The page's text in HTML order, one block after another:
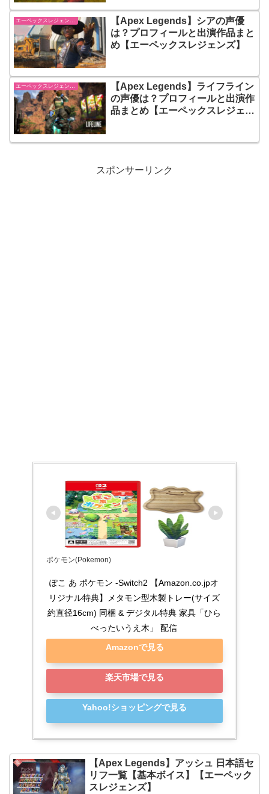
【Apex Legends】シアの声優
は？プロフィールと出演作品まと
め【エーペックスレジェンズ】
エーペックスレジェンズ【Apex Legends】
【Apex Legends】ライフライン
の声優は？プロフィールと出演作
品まとめ【エーペックスレジェン
スポンサーリンク
ポケモン(Pokemon)
ぽこ あ ポケモン -Switch2 【Amazon.co.jpオ
リジナル特典】メタモン型木製トレー(サイズ
約直径16cm) 同梱 & デジタル特典 家具「ひら
べったいうえ木」 配信
Amazonで見る
楽天市場で見る
Yahoo!ショッピングで見る
【Apex Legends】アッシュ 日本語セ
リフ一覧【基本ボイス】【エーペック
スレジェンズ】